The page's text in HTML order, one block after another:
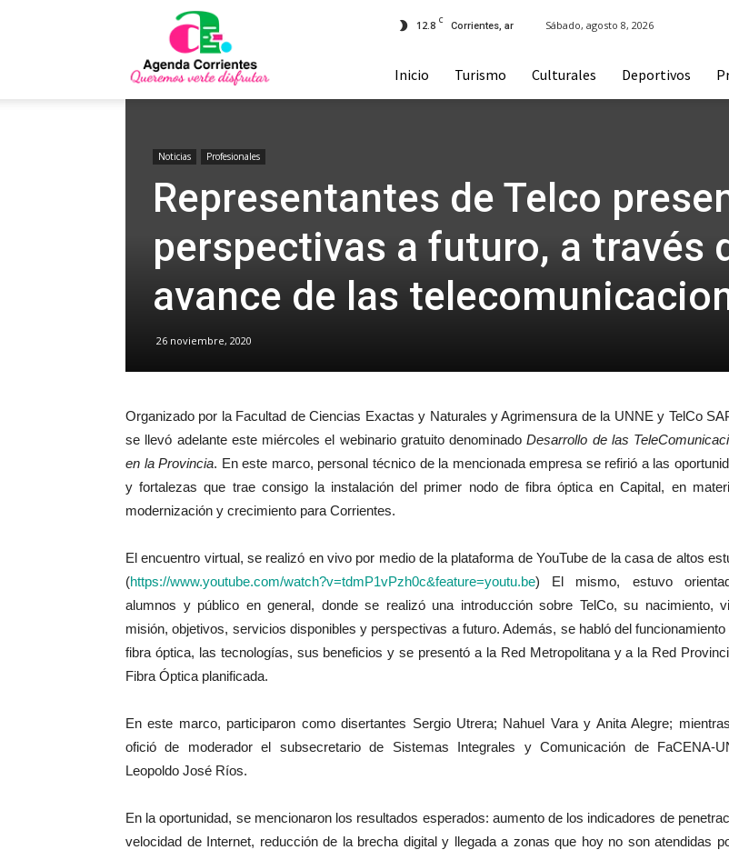
Corrientes
12.8 C
Corrientes, ar Sábado, agosto 8, 2026
Inicio Turismo Culturales Deportivos
Noticias Profesionales
Representantes de Telco
perspectivas a futuro, a través
avance de las
26 noviembre, 2020
Organizado por la Facultad de Ciencias Exactas y Naturales y Agrimensura de la UNNE y TelCo
se llevó adelante este miércoles el webinario gratuito denominadoDesarrollo de las
en la Provincia. En este marco, personal técnico de la mencionada empresa se refirió a las
y fortalezas que trae consigo la instalación del primer nodo de fibra óptica en Capital, en
modernización y crecimiento para Corrientes.
El encuentro virtual, se realizó en vivo por medio de la plataforma de YouTube de la casa de altos
(https://www.youtube.com/watch?v=tdmP1vPzh0c&feature=youtu.be) El mismo, estuvo
alumnos y público en general, donde se realizó una introducción sobre TelCo, su nacimiento,
misión, objetivos, servicios disponibles y perspectivas a futuro. Además, se habló del funcionamiento
fibra óptica, las tecnologías, sus beneficios y se presentó a la Red Metropolitana y a la Red
Fibra Óptica planificada.
En este marco, participaron como disertantes Sergio Utrera; Nahuel Vara y Anita Alegre;
ofició de moderador el subsecretario de Sistemas Integrales y Comunicación de FaCENA-
Leopoldo José Ríos.
En la oportunidad, se mencionaron los resultados esperados: aumento de los indicadores de
velocidad de Internet, reducción de la brecha digital y llegada a zonas que hoy no son atendidas